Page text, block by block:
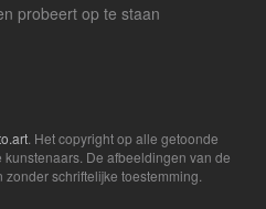
probeert op te staan
. Het copyright op alle getoonde
De afbeeldingen van de
schriftelijke toestemming.